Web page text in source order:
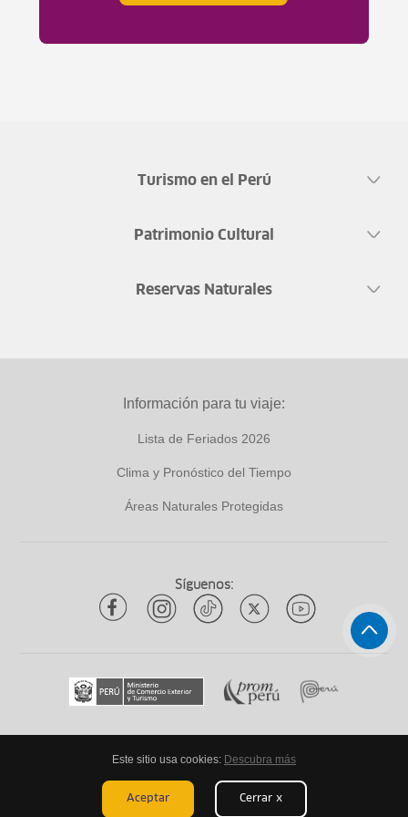
Turismo en el Perú
Patrimonio Cultural
Reservas Naturales
Información para tu viaje:
Lista de Feriados 2026
Clima y Pronóstico del Tiempo
Áreas Naturales Protegidas
Síguenos:
Todos los derechos reservadosytuqueplanes 2026
Este sitio usa cookies: Descubra más
Aceptar Cerrar x